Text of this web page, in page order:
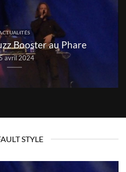
Booster au Phare
avril 2024
STYLE